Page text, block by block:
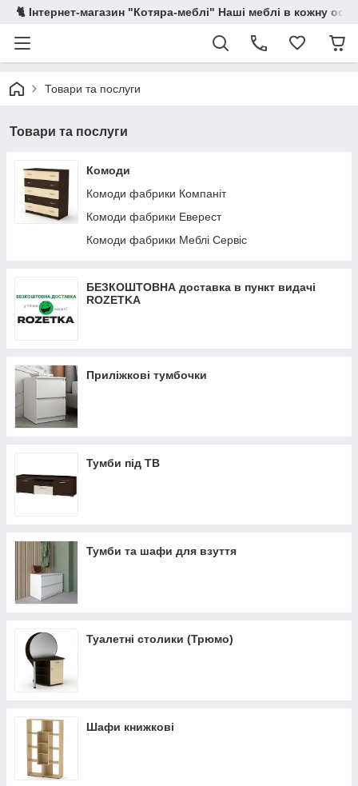
🐈 Інтернет-магазин "Котяра-меблі" Наші меблі в кожну
Товари та послуги
Товари та послуги
Комоди
Комоди фабрики Компаніт
Комоди фабрики Еверест
Комоди фабрики Меблі Сервіс
БЕЗКОШТОВНА доставка в пункт видачі
ROZETKA
Приліжкові тумбочки
Тумби під ТВ
Тумби та шафи для взуття
Туалетні столики (Трюмо)
Шафи книжкові